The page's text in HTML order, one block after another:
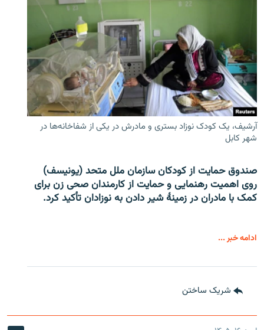
آرشیف، یک کودک نوزاد بستری و مادرش در یکی از شفاخانه‌ها در
شهر کابل
صندوق حمایت از کودکان سازمان ملل متحد (یونیسف)
روی اهمیت رهنمایی و حمایت از کارمندان صحی زن برای
کمک با مادران در زمینۀ شیر دادن به نوزادان تأکید کرد.
ادامه خبر ...
شریک ساختن